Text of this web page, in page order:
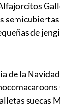
de
de la
suecas